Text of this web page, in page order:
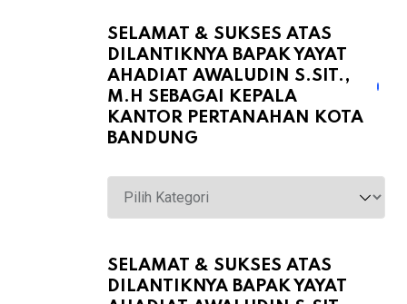
SELAMAT & SUKSES ATAS
DILANTIKNYA BAPAK YAYAT
AHADIAT AWALUDIN S.SIT.,
M.H SEBAGAI KEPALA
KANTOR PERTANAHAN KOTA
BANDUNG
Selamat
&
atas
Dilantiknya
SELAMAT & SUKSES ATAS
DILANTIKNYA BAPAK YAYAT